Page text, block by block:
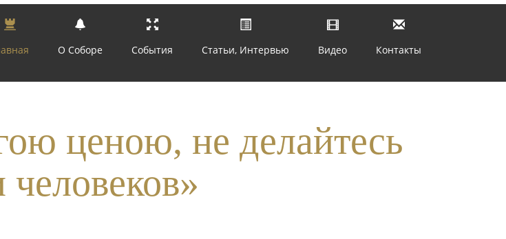
О Соборе События Статьи, Интервью Видео Контакты
ценою, не делайтесь